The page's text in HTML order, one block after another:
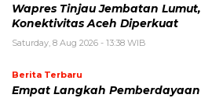
Wapres Tinjau Jembatan Lumut,
Konektivitas Aceh Diperkuat
Saturday, 8 Aug 2026 - 13:38 WIB
Berita Terbaru
Empat Langkah Pemberdayaan